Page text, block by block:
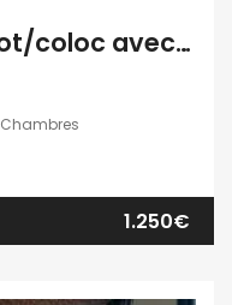
Maison 3 chambres kot/coloc avec terrasse et vue imprenable
Chambres
1.250€